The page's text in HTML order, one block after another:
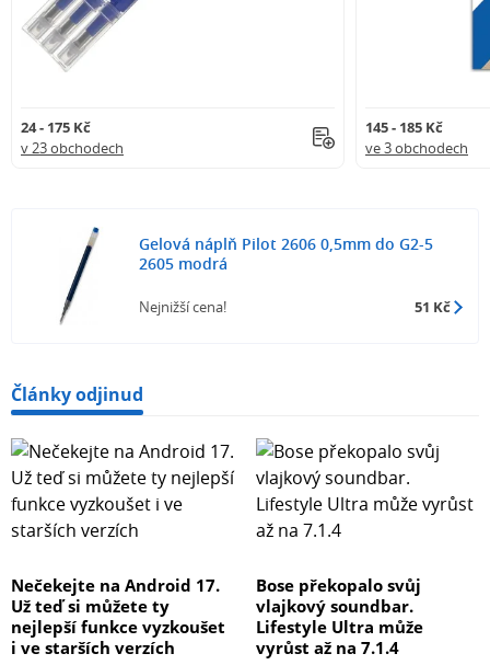
24 - 175 Kč
v 23 obchodech
145 - 185 Kč
ve 3 obchodech
Gelová náplň Pilot 2606 0,5mm do G2-5
2605 modrá
Nejnižší cena! 51 Kč
Články odjinud
Nečekejte na Android 17.
Už teď si můžete ty
nejlepší funkce vyzkoušet
i ve starších verzích
Bose překopalo svůj
vlajkový soundbar.
Lifestyle Ultra může
vyrůst až na 7.1.4